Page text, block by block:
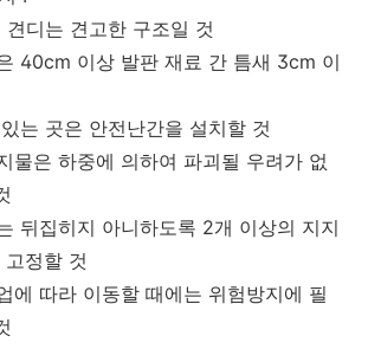
디는 견고한 구조일 것
40cm 이상 발판 재료 간 틈새 3cm 이
는 곳은 안전난간을 설치할 것
물은 하중에 의하여 파괴될 우려가 없
뒤집히지 아니하도록 2개 이상의 지지
정할 것
에 따라 이동할 때에는 위험방지에 필